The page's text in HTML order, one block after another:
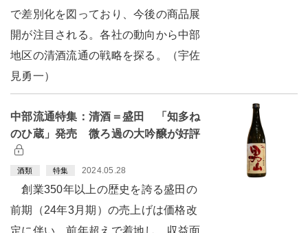
で差別化を図っており、今後の商品展
開が注目される。各社の動向から中部
地区の清酒流通の戦略を探る。（宇佐
見勇一）
中部流通特集：清酒＝盛田 「知多ね
のひ蔵」発売 微ろ過の大吟醸が好評
酒類 特集 2024.05.28
創業350年以上の歴史を誇る盛田の
前期（24年3月期）の売上げは価格改
定に伴い、前年超えで着地し、収益面